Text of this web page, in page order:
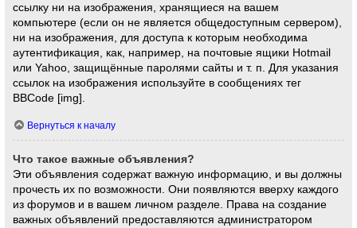
ссылку ни на изображения, хранящиеся на вашем
компьютере (если он не является общедоступным сервером),
ни на изображения, для доступа к которым необходима
аутентификация, как, например, на почтовые ящики Hotmail
или Yahoo, защищённые паролями сайты и т. п. Для указания
ссылок на изображения используйте в сообщениях тег
BBCode [img].
Вернуться к началу
Что такое важные объявления?
Эти объявления содержат важную информацию, и вы должны
прочесть их по возможности. Они появляются вверху каждого
из форумов и в вашем личном разделе. Права на создание
важных объявлений предоставляются администратором